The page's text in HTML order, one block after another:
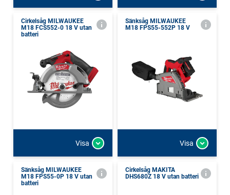
Cirkelsåg MILWAUKEE
M18 FCS552-0 18 V utan
batteri
Visa
Sänksåg MILWAUKEE
M18 FPS55-552P 18 V
Visa
Sänksåg MILWAUKEE
M18 FPS55-0P 18 V utan
batteri
Cirkelsåg MAKITA
DHS680Z 18 V utan batteri